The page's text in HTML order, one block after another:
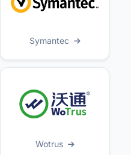
Symantec
Wotrus